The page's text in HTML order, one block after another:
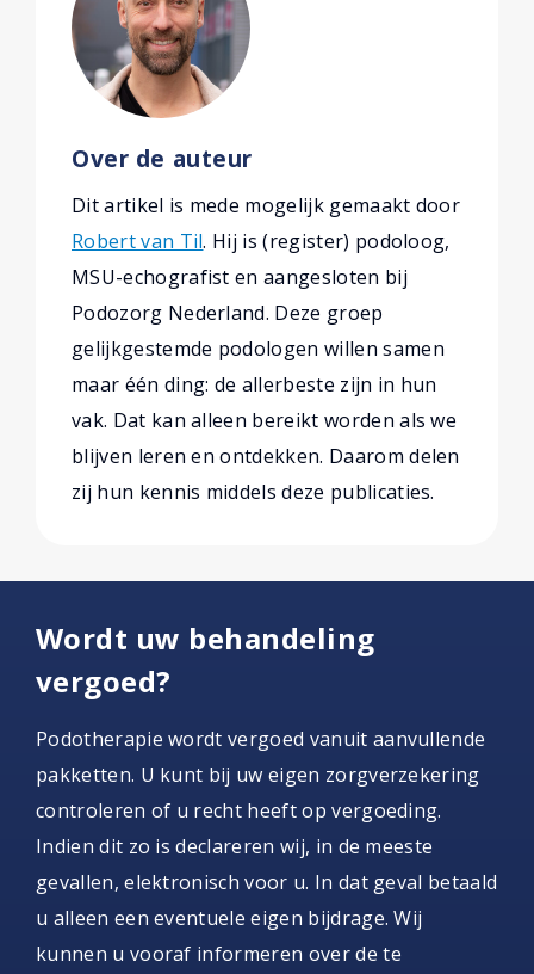
Over de auteur
Dit artikel is mede mogelijk gemaakt door
Robert van Til. Hij is (register) podoloog,
MSU-echografist en aangesloten bij
Podozorg Nederland. Deze groep
gelijkgestemde podologen willen samen
maar één ding: de allerbeste zijn in hun
vak. Dat kan alleen bereikt worden als we
blijven leren en ontdekken. Daarom delen
zij hun kennis middels deze publicaties.
Wordt uw behandeling
vergoed?
Podotherapie wordt vergoed vanuit aanvullende
pakketten. U kunt bij uw eigen zorgverzekering
controleren of u recht heeft op vergoeding.
Indien dit zo is declareren wij, in de meeste
gevallen, elektronisch voor u. In dat geval betaald
u alleen een eventuele eigen bijdrage. Wij
kunnen u vooraf informeren over de te